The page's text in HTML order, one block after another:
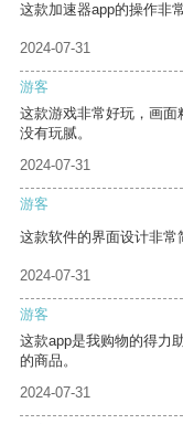
这款加速器app的操作非
2024-07-31
游客
这款游戏非常好玩，画
没有玩腻。
2024-07-31
游客
这款软件的界面设计非常
2024-07-31
游客
这款app是我购物的得力
的商品。
2024-07-31